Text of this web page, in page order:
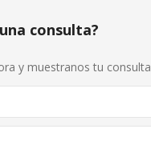
consulta?
y muestranos tu consulta